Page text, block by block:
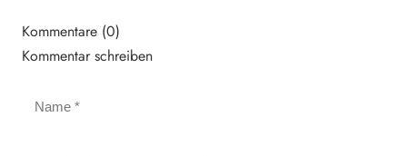
Kommentare (0)
Kommentar schreiben